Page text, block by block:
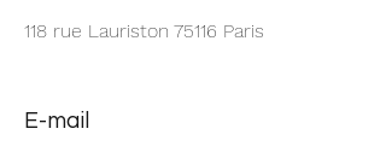
118 rue Lauriston 75116 Paris
E-mail